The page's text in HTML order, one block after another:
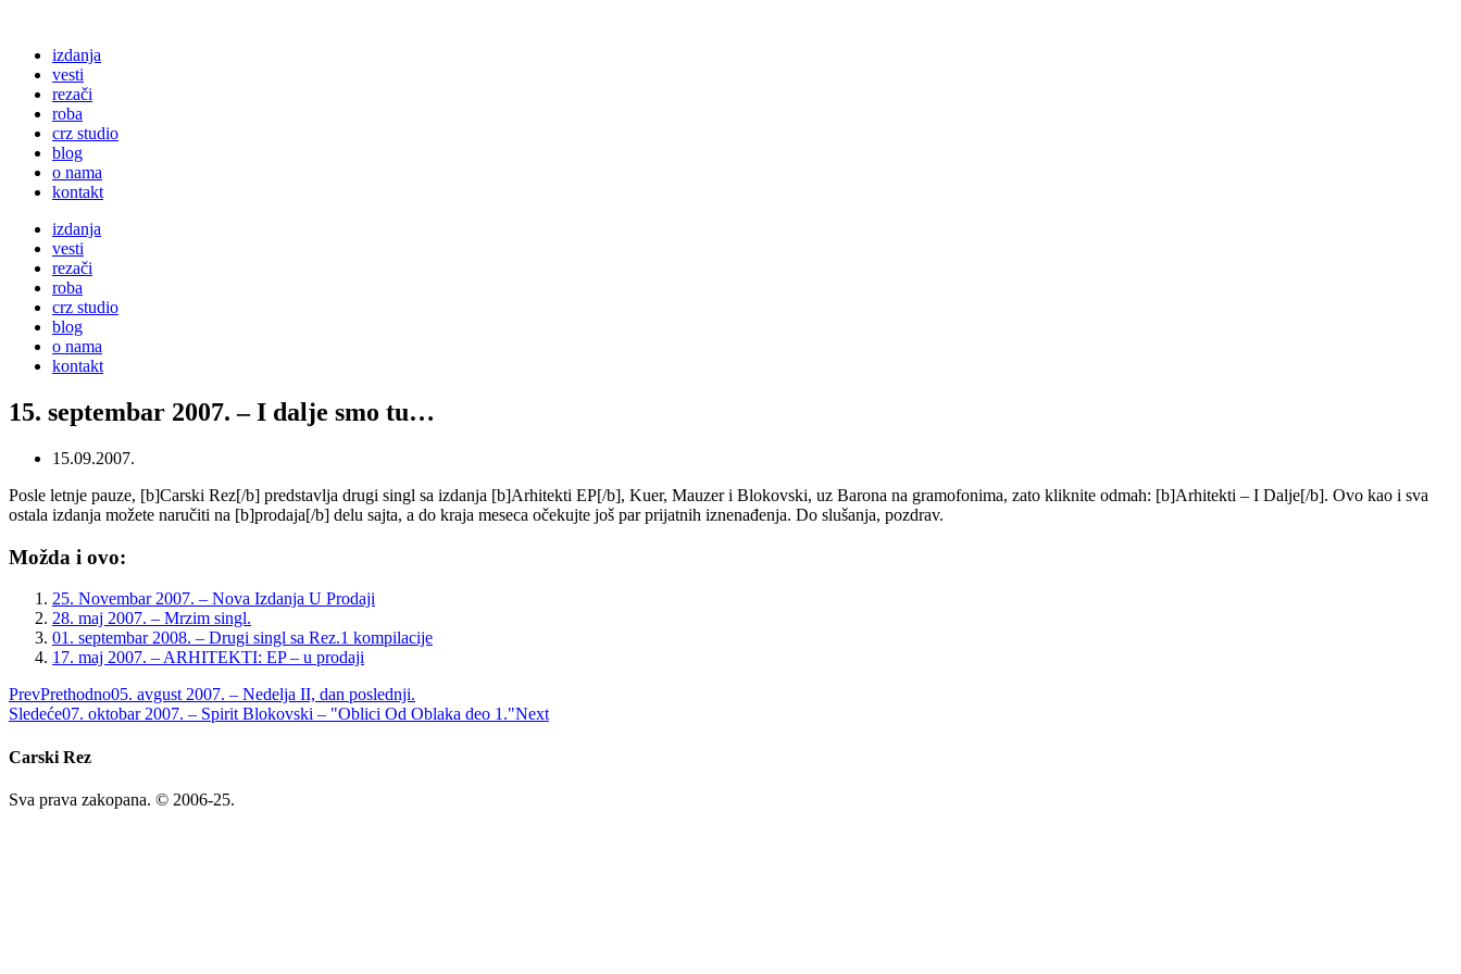
izdanja
vesti
rezači
roba
crz studio
blog
o nama
kontakt
izdanja
vesti
rezači
roba
crz studio
blog
o nama
kontakt
15. septembar 2007. – I dalje smo tu…
15.09.2007.
Posle letnje pauze, [b]Carski Rez[/b] predstavlja drugi singl sa izdanja [b]Arhitekti EP[/b], Kuer, Mauzer i Blokovski, uz Barona na gramofonima, zato kliknite odmah: [b]Arhitekti – I Dalje[/b]. Ovo kao i sva
ostala izdanja možete naručiti na [b]prodaja[/b] delu sajta, a do kraja meseca očekujte još par prijatnih iznenađenja. Do slušanja, pozdrav.
Možda i ovo:
25. Novembar 2007. – Nova Izdanja U Prodaji
28. maj 2007. – Mrzim singl.
01. septembar 2008. – Drugi singl sa Rez.1 kompilacije
17. maj 2007. – ARHITEKTI: EP – u prodaji
PrevPrethodno05. avgust 2007. – Nedelja II, dan poslednji.
Sledeće07. oktobar 2007. – Spirit Blokovski – "Oblici Od Oblaka deo 1."Next
Carski Rez
Sva prava zakopana. © 2006-25.